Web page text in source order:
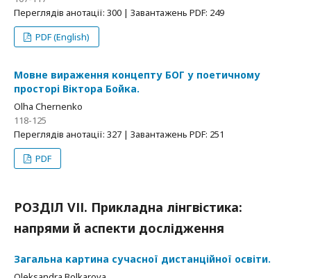
Переглядів анотації: 300 | Завантажень PDF: 249
PDF (English)
Мовне вираження концепту БОГ у поетичному
просторі Віктора Бойка.
Olha Chernenko
118-125
Переглядів анотації: 327 | Завантажень PDF: 251
PDF
РОЗДІЛ VІІ. Прикладна лінгвістика:
напрями й аспекти дослідження
Загальна картина сучасної дистанційної освіти.